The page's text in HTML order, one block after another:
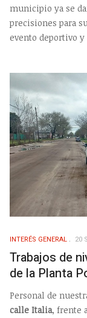
municipio ya se
precisiones para
evento deportivo
INTERÉS GENERAL 20
Trabajos de
de la Planta
Personal de
calle Italia, frente